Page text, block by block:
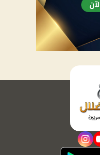
instagram